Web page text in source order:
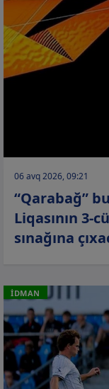
06 avq 2026, 09:21
“Qarabağ”
Liqasının
sınağına
İDMAN